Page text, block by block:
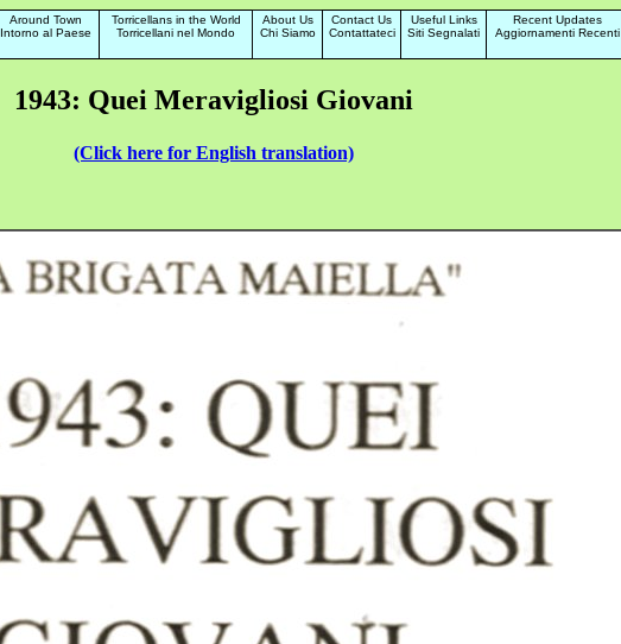
Around Town
Intorno al Paese
Torricellans in the World
Torricellani nel Mondo
About Us
Chi Siamo
Contact Us
Contattateci
Useful Links
Siti Segnalati
Recent Updates
Aggiornamenti Recenti
1943: Quei Meravigliosi Giovani
(Click here for English translation)